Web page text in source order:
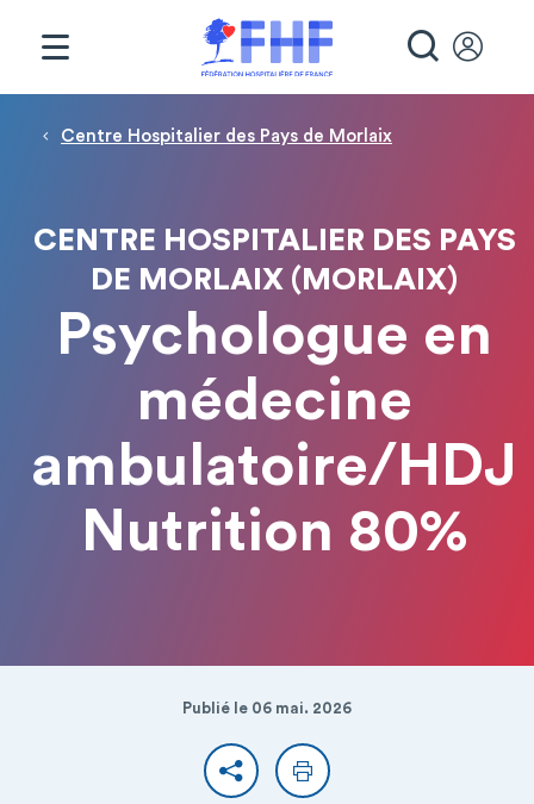
Fil d'Ariane
Centre Hospitalier des Pays de Morlaix
CENTRE HOSPITALIER DES PAYS
DE MORLAIX (MORLAIX)
Psychologue en
médecine
ambulatoire/HDJ
Nutrition 80%
Publié le 06 mai. 2026
PartagerImprimer
Panneau de gestion des cookies